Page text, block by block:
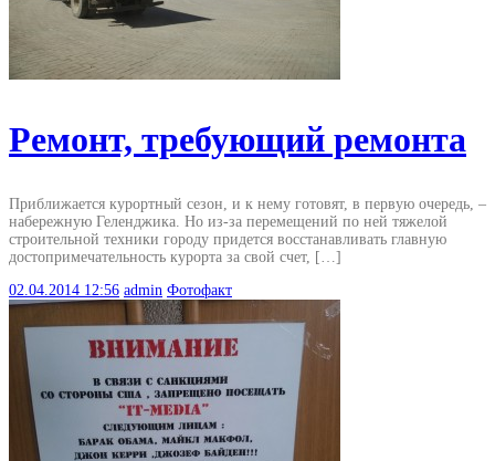
Ремонт, требующий ремонта
Приближается курортный сезон, и к нему готовят, в первую очередь, –
набережную Геленджика. Но из-за перемещений по ней тяжелой
строительной техники городу придется восстанавливать главную
достопримечательность курорта за свой счет, […]
02.04.2014 12:56 admin Фотофакт